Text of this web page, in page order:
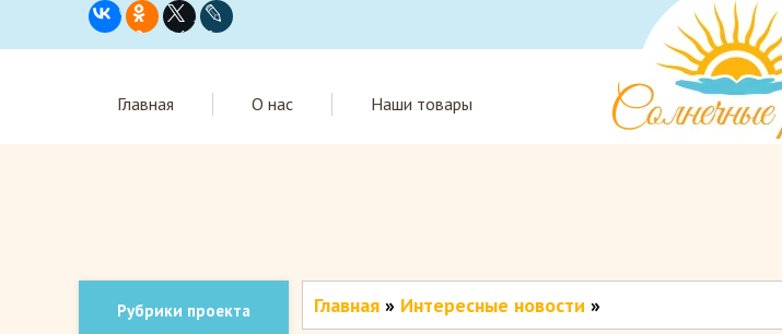
Главная О нас Наши товары
Рубрики проекта Главная » Интересные новости »